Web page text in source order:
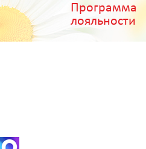
Программа
лояльности